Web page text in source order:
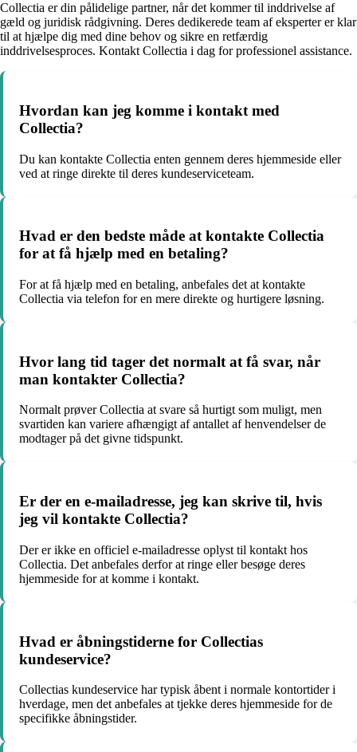
Collectia er din pålidelige partner, når det kommer til inddrivelse af
gæld og juridisk rådgivning. Deres dedikerede team af eksperter er klar
til at hjælpe dig med dine behov og sikre en retfærdig
inddrivelsesproces. Kontakt Collectia i dag for professionel assistance.
Hvordan kan jeg komme i kontakt med
Collectia?
Du kan kontakte Collectia enten gennem deres hjemmeside eller
ved at ringe direkte til deres kundeserviceteam.
Hvad er den bedste måde at kontakte Collectia
for at få hjælp med en betaling?
For at få hjælp med en betaling, anbefales det at kontakte
Collectia via telefon for en mere direkte og hurtigere løsning.
Hvor lang tid tager det normalt at få svar, når
man kontakter Collectia?
Normalt prøver Collectia at svare så hurtigt som muligt, men
svartiden kan variere afhængigt af antallet af henvendelser de
modtager på det givne tidspunkt.
Er der en e-mailadresse, jeg kan skrive til, hvis
jeg vil kontakte Collectia?
Der er ikke en officiel e-mailadresse oplyst til kontakt hos
Collectia. Det anbefales derfor at ringe eller besøge deres
hjemmeside for at komme i kontakt.
Hvad er åbningstiderne for Collectias
kundeservice?
Collectias kundeservice har typisk åbent i normale kontortider i
hverdage, men det anbefales at tjekke deres hjemmeside for de
specifikke åbningstider.